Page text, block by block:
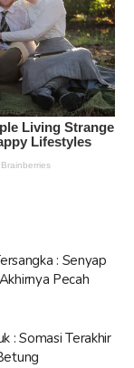
: Senyap
Pecah
: Somasi Terakhir